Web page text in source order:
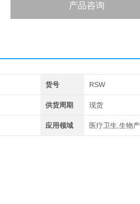
产品咨询
货号 RSW
供货周期 现货
应用领域 医疗卫生,生物